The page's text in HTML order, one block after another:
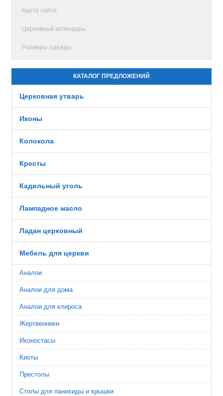
Карта сайта
Церковный календарь
Размеры одежды
КАТАЛОГ ПРЕДЛОЖЕНИЙ
Церковная утварь
Иконы
Колокола
Кресты
Кадильный уголь
Лампадное масло
Ладан церковный
Мебель для церкви
Аналои
Аналои для дома
Аналои для клироса
Жертвенники
Иконостасы
Киоты
Престолы
Столы для панихиды и крышки